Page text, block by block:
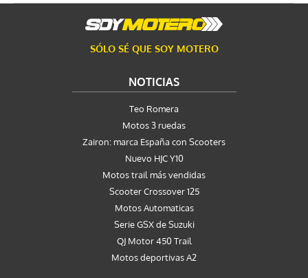
SÓLO SÉ QUE SOY MOTERO
NOTICIAS
Teo Romera
Motos 3 ruedas
Zairon: marca España con Scooters
Nuevo HJC Y10
Motos trail más vendidas
Scooter Crossover 125
Motos Automaticas
Serie GSX de Suzuki
QJ Motor 450 Trail
Motos deportivas A2